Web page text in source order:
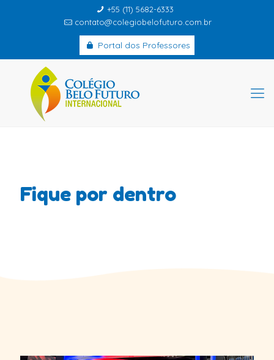
+55 (11) 5682-6333
contato@colegiobelofuturo.com.br
Portal dos Professores
Fique por dentro